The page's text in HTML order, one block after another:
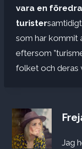
vara en
turister
som har kommit
eftersom
folket och deras
Jag